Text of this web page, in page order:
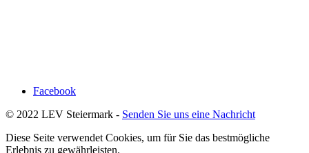
Facebook
© 2022 LEV Steiermark - Senden Sie uns eine Nachricht
Diese Seite verwendet Cookies, um für Sie das bestmögliche
Erlebnis zu gewährleisten.